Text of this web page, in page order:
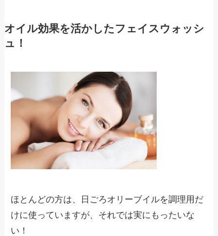
オイル効果を活かしたフェイスウォッシ
ュ！
ほとんどの方は、日ごろオリーブイルを調理用だ
けに使っていますが、それでは実にもったいな
い！